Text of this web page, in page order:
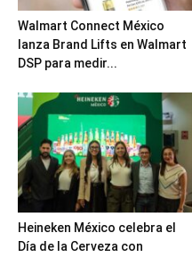
Walmart Connect México
lanza Brand Lifts en Walmart
DSP para medir...
Heineken México celebra el
Día de la Cerveza con